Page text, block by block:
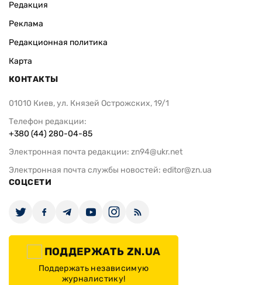
Редакция
Реклама
Редакционная политика
Карта
КОНТАКТЫ
01010 Киев, ул. Князей Острожских, 19/1
Телефон редакции:
+380 (44) 280-04-85
Электронная почта редакции: zn94@ukr.net
Электронная почта службы новостей: editor@zn.ua
СОЦСЕТИ
ПОДДЕРЖАТЬ ZN.UA
Поддержать независимую
журналистику!